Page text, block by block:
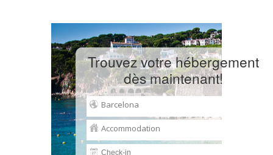
Trouvez votre hébergement
dès maintenant!